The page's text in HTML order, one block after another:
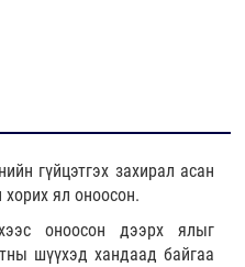
гүйцэтгэх захирал асан
хорих ял оноосон.
оноосон дээрх ялыг
шүүхэд хандаад байгаа